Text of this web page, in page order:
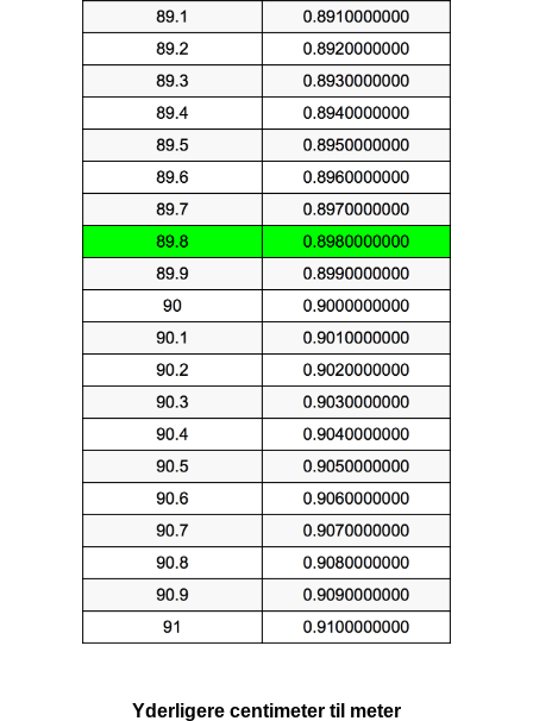
Yderligere centimeter til meter